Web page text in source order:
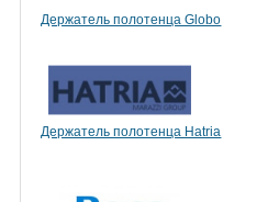
Держатель полотенца Globo
Держатель полотенца Hatria